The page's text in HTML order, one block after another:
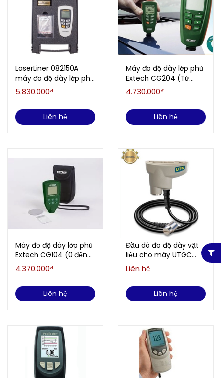
LaserLiner 082150A
máy đo độ dày lớp phủ
từ tính, không từ tính
5.830.000₫
Liên hệ
Máy đo độ dày lớp phủ
Extech CG204 (Từ
tính, không từ tính)
4.730.000₫
Liên hệ
Máy đo độ dày lớp phủ
Extech CG104 (0 đến
2000μm)
4.370.000₫
Liên hệ
Đầu dò đo độ dày vật
liệu cho máy UTGC
DeFelsko PosiTector
PRBUTGC (1.00-125.00
mm)
Liên hệ
Liên hệ